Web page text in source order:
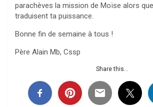
parachèves la mission de Moïse alors
traduisent ta puissance.
Bonne fin de semaine à tous !
Père Alain Mb, Cssp
Share this...